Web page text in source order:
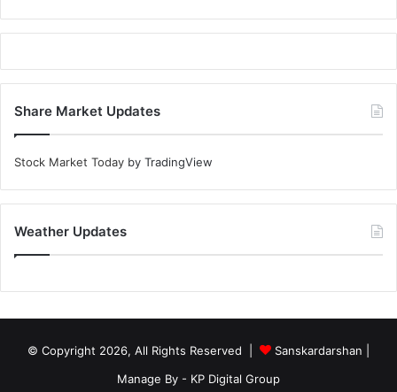
Share Market Updates
Stock Market Today by TradingView
Weather Updates
© Copyright 2026, All Rights Reserved | Sanskardarshan
Manage By - KP Digital Group